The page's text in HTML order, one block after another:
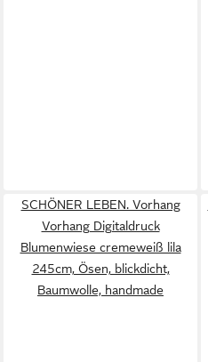
SCHÖNER LEBEN. Vorhang
Vorhang Digitaldruck
Blumenwiese cremeweiß lila
245cm, Ösen, blickdicht,
Baumwolle, handmade